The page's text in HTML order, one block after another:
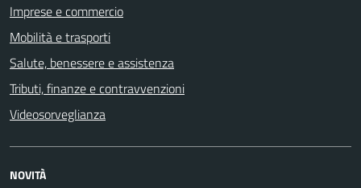
Imprese e commercio
Mobilità e trasporti
Salute, benessere e assistenza
Tributi, finanze e contravvenzioni
Videosorveglianza
NOVITÀ